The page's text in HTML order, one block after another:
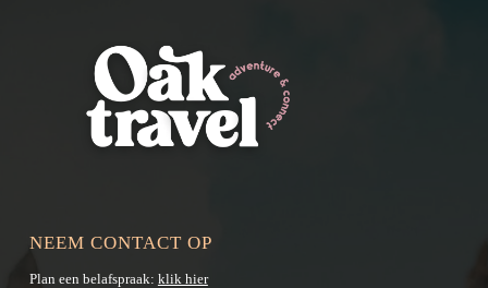
NEEM CONTACT OP
Plan een belafspraak: klik hier